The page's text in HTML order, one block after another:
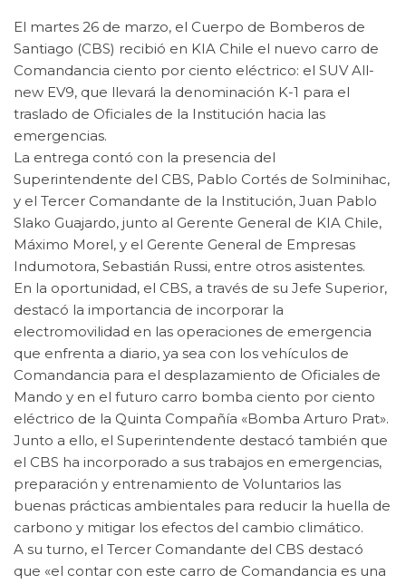
El martes 26 de marzo, el Cuerpo de Bomberos de
Santiago (CBS) recibió en KIA Chile el nuevo carro de
Comandancia ciento por ciento eléctrico: el SUV All-
new EV9, que llevará la denominación K-1 para el
traslado de Oficiales de la Institución hacia las
emergencias.
La entrega contó con la presencia del
Superintendente del CBS, Pablo Cortés de Solminihac,
y el Tercer Comandante de la Institución, Juan Pablo
Slako Guajardo, junto al Gerente General de KIA Chile,
Máximo Morel, y el Gerente General de Empresas
Indumotora, Sebastián Russi, entre otros asistentes.
En la oportunidad, el CBS, a través de su Jefe Superior,
destacó la importancia de incorporar la
electromovilidad en las operaciones de emergencia
que enfrenta a diario, ya sea con los vehículos de
Comandancia para el desplazamiento de Oficiales de
Mando y en el futuro carro bomba ciento por ciento
eléctrico de la Quinta Compañía «Bomba Arturo Prat».
Junto a ello, el Superintendente destacó también que
el CBS ha incorporado a sus trabajos en emergencias,
preparación y entrenamiento de Voluntarios las
buenas prácticas ambientales para reducir la huella de
carbono y mitigar los efectos del cambio climático.
A su turno, el Tercer Comandante del CBS destacó
que «el contar con este carro de Comandancia es una